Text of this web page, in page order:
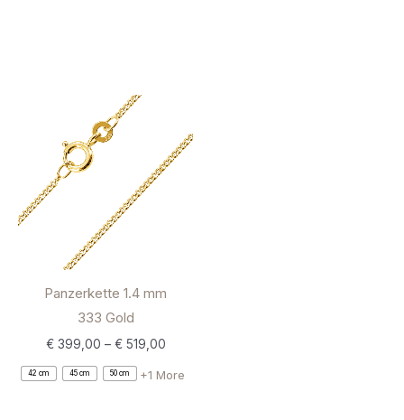
Panzerkette 1.4 mm
333 Gold
€399,00 – €519,00
42 cm 45 cm 50 cm +1 More